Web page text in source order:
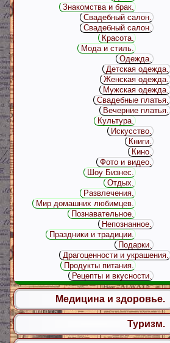
Знакомства и брак.
Свадебный салон.
Свадебный салон.
Красота.
Мода и стиль.
Одежда.
Детская одежда.
Женская одежда.
Мужская одежда.
Свадебные платья.
Вечерние платья.
Культура.
Искусство.
Книги.
Кино.
Фото и видео.
Шоу Бизнес.
Отдых.
Развлечения.
Мир домашних любимцев.
Познавательное.
Непознанное.
Праздники и традиции.
Подарки.
Драгоценности и украшения.
Продукты питания.
Рецепты и вкусности.
Медицина и здоровье.
Туризм.